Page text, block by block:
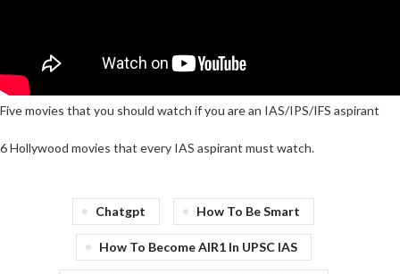
Five movies that you should watch if you are an IAS/IPS/IFS aspirant
6 Hollywood movies that every IAS aspirant must watch.
Chatgpt How To Be Smart
How To Become AIR1 In UPSC IAS